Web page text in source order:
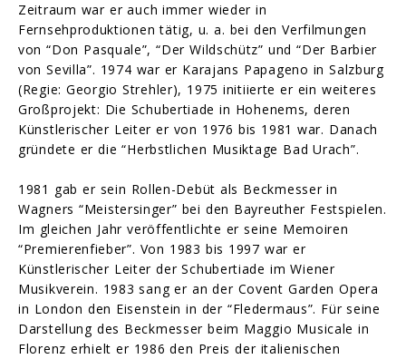
Zeitraum war er auch immer wieder in
Fernsehproduktionen tätig, u. a. bei den Verfilmungen
von “Don Pasquale”, “Der Wildschütz” und “Der Barbier
von Sevilla”. 1974 war er Karajans Papageno in Salzburg
(Regie: Georgio Strehler), 1975 initiierte er ein weiteres
Großprojekt: Die Schubertiade in Hohenems, deren
Künstlerischer Leiter er von 1976 bis 1981 war. Danach
gründete er die “Herbstlichen Musiktage Bad Urach”.
1981 gab er sein Rollen-Debüt als Beckmesser in
Wagners “Meistersinger” bei den Bayreuther Festspielen.
Im gleichen Jahr veröffentlichte er seine Memoiren
“Premierenfieber”. Von 1983 bis 1997 war er
Künstlerischer Leiter der Schubertiade im Wiener
Musikverein. 1983 sang er an der Covent Garden Opera
in London den Eisenstein in der “Fledermaus”. Für seine
Darstellung des Beckmesser beim Maggio Musicale in
Florenz erhielt er 1986 den Preis der italienischen